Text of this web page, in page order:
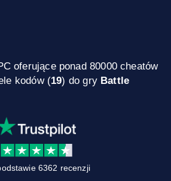
oferujące ponad 80000 cheatów
kodów (19) do gry Battle
6362 recenzji